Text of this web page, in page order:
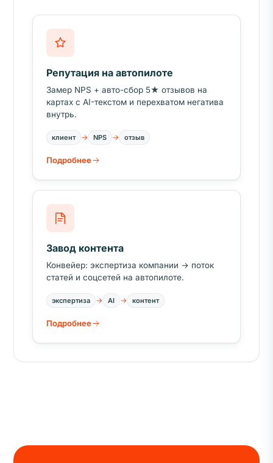
Репутация на автопилоте
Замер NPS + авто-сбор 5★ отзывов на
картах с AI-текстом и перехватом негатива
внутрь.
клиент → NPS → отзыв
Подробнее
Завод контента
Конвейер: экспертиза компании → поток
статей и соцсетей на автопилоте.
экспертиза → AI → контент
Подробнее